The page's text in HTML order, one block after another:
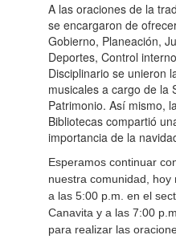
A las oraciones de la
se encargaron de
Gobierno, Planeación,
Deportes, Control
Disciplinario se unieron
musicales a cargo de la
Patrimonio. Así mismo,
Bibliotecas compartió
importancia de la
Esperamos continuar
nuestra comunidad,
a las 5:00 p.m. en el
Canavita y a las 7:00
para realizar las